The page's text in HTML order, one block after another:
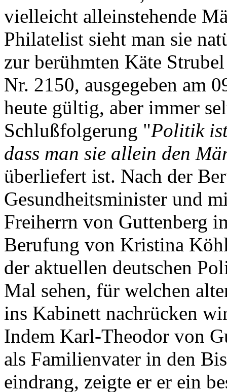
vielleicht alleinstehende
Philatelist sieht man sie
zur berühmten Käte
Nr. 2150, ausgegeben am
heute gültig, aber immer
Schlußfolgerung "Politik
dass man sie allein den
überliefert ist. Nach der
Gesundheitsminister und
Freiherrn von Guttenberg
Berufung von Kristina
der aktuellen deutschen
Mal sehen, für welchen
ins Kabinett nachrücken
Indem Karl-Theodor von
als Familienvater in den
eindrang, zeigte er er ein